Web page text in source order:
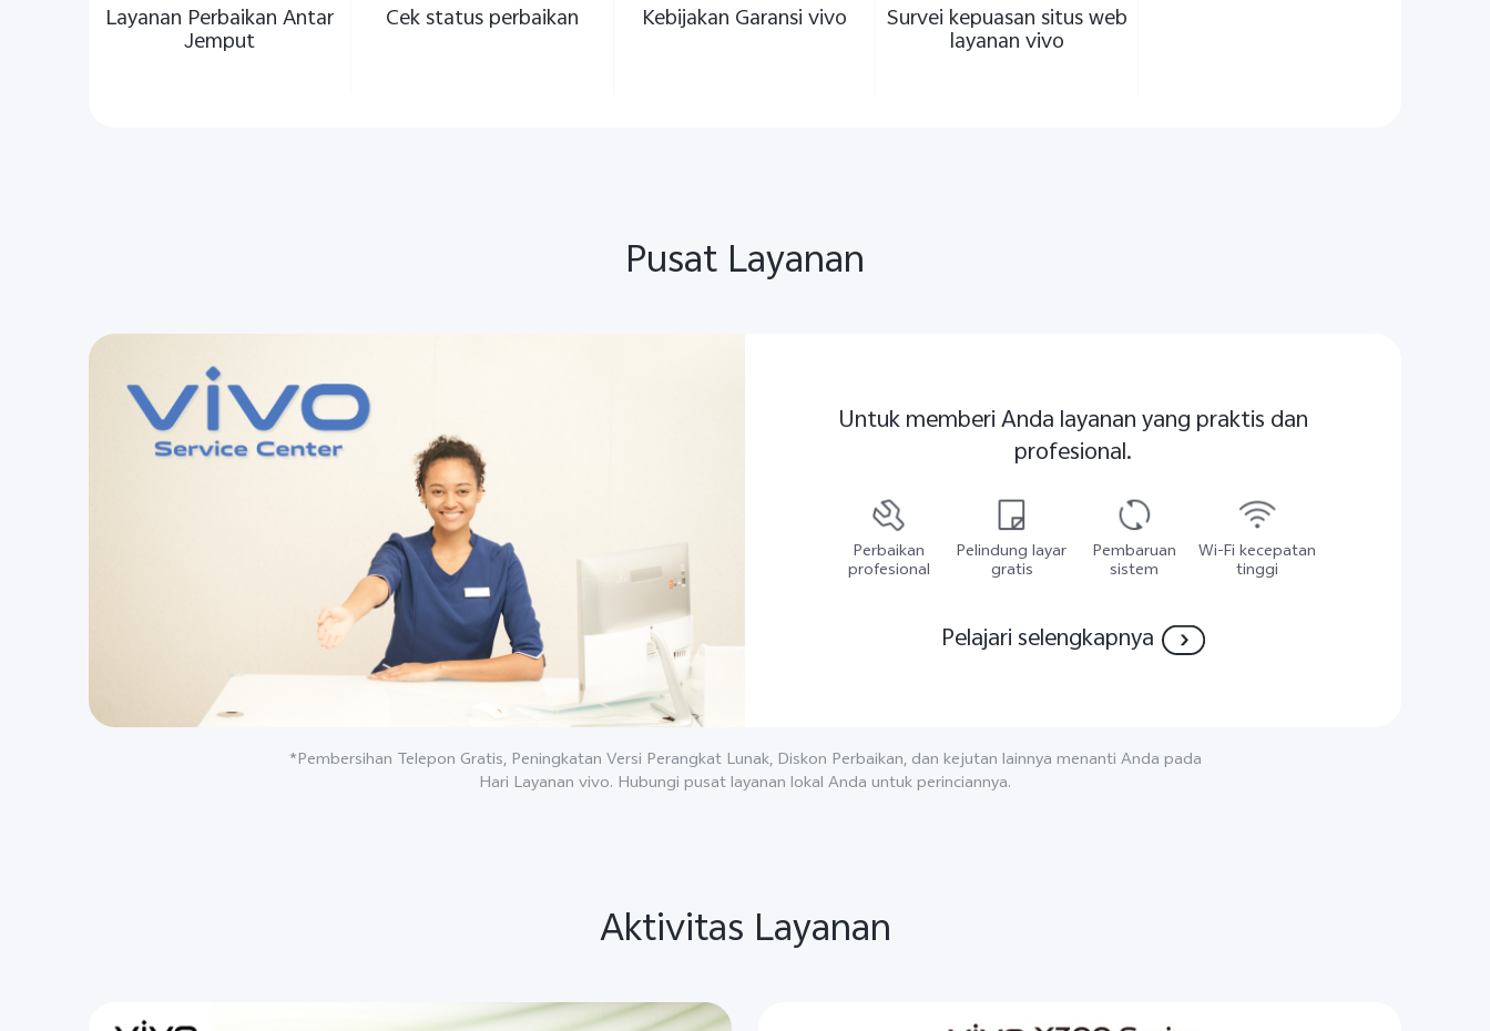
Layanan Perbaikan Antar
Jemput
Cek status perbaikan Kebijakan Garansi vivo Survei kepuasan situs web
layanan vivo
Pusat Layanan
Untuk memberi Anda layanan yang praktis dan
profesional.
Perbaikan
profesional
Pelindung layar
gratis
Pembaruan
sistem
Wi-Fi kecepatan
tinggi
Pelajari selengkapnya
*Pembersihan Telepon Gratis, Peningkatan Versi Perangkat Lunak, Diskon Perbaikan, dan kejutan lainnya menanti Anda pada
Hari Layanan vivo. Hubungi pusat layanan lokal Anda untuk perinciannya.
Aktivitas Layanan